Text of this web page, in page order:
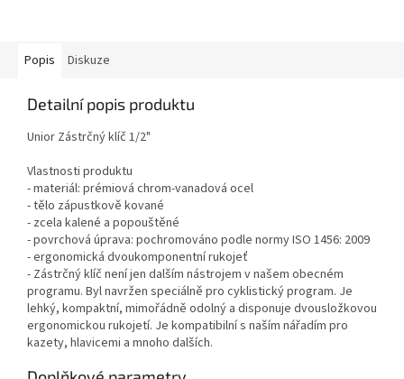
Popis Diskuze
Detailní popis produktu
Unior Zástrčný klíč 1/2"
Vlastnosti produktu
- materiál: prémiová chrom-vanadová ocel
- tělo zápustkově kované
- zcela kalené a popouštěné
- povrchová úprava: pochromováno podle normy ISO 1456: 2009
- ergonomická dvoukomponentní rukojeť
- Zástrčný klíč není jen dalším nástrojem v našem obecném
programu. Byl navržen speciálně pro cyklistický program. Je
lehký, kompaktní, mimořádně odolný a disponuje dvousložkovou
ergonomickou rukojetí. Je kompatibilní s naším nářadím pro
kazety, hlavicemi a mnoho dalších.